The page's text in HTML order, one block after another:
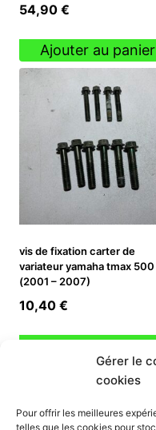
Gérer le
cookies
Pour offrir les meilleures
telles que les cookies pour
54,90 €
Ajouter au panier
vis de fixation carter de
variateur yamaha tmax 500
(2001 – 2007)
10,40 €